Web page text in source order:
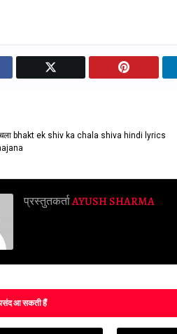
bhakt ek shiv ka chala shiva hindi lyrics
प्रस्तुतकर्ताAYUSH SHARMA
आ सकती हैं